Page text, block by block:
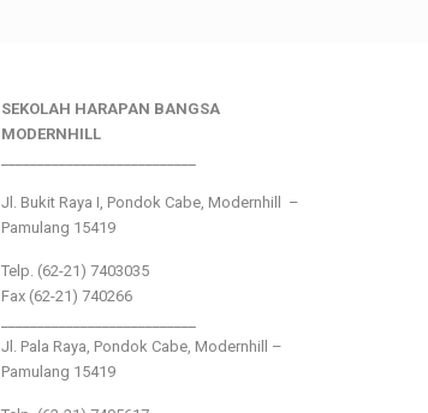
SEKOLAH HARAPAN BANGSA
MODERNHILL
Jl. Bukit Raya I, Pondok Cabe, Modernhill –
Pamulang 15419
Telp. (62-21) 7403035
Fax (62-21) 740266
Jl. Pala Raya, Pondok Cabe, Modernhill –
Pamulang 15419